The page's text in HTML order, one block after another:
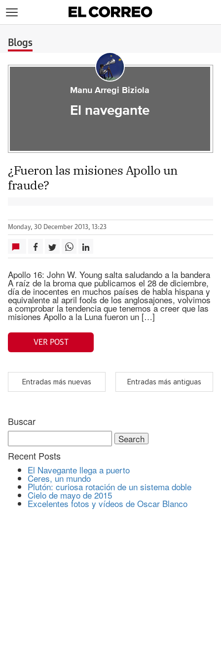
Blogs
Manu Arregi Biziola
El navegante
¿Fueron las misiones Apollo un
fraude?
Monday, 30 December 2013, 13:23
Apollo 16: John W. Young salta saludando a la bandera
A raíz de la broma que publicamos el 28 de diciembre,
día de inocentes en muchos países de habla hispana y
equivalente al april fools de los anglosajones, volvimos
a comprobar la tendencia que tenemos a creer que las
misiones Apollo a la Luna fueron un […]
VER POST
Entradas más nuevas Entradas más antiguas
Buscar
Search
for:
Recent Posts
El Navegante llega a puerto
Ceres, un mundo
Plutón: curiosa rotación de un sistema doble
Cielo de mayo de 2015
Excelentes fotos y vídeos de Oscar Blanco